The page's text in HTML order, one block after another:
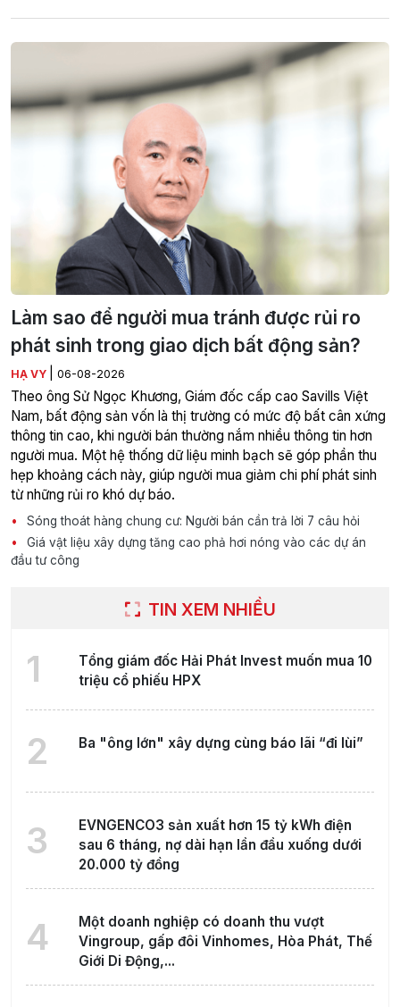
Làm sao để người mua tránh được rủi ro
phát sinh trong giao dịch bất động sản?
HẠ VY 06-08-2026
Theo ông Sử Ngọc Khương, Giám đốc cấp cao Savills Việt
Nam, bất động sản vốn là thị trường có mức độ bất cân xứng
thông tin cao, khi người bán thường nắm nhiều thông tin hơn
người mua. Một hệ thống dữ liệu minh bạch sẽ góp phần thu
hẹp khoảng cách này, giúp người mua giảm chi phí phát sinh
từ những rủi ro khó dự báo.
Sóng thoát hàng chung cư: Người bán cần trả lời 7 câu hỏi
Giá vật liệu xây dựng tăng cao phả hơi nóng vào các dự án
đầu tư công
TIN XEM NHIỀU
1
Tổng giám đốc Hải Phát Invest muốn mua 10
triệu cổ phiếu HPX
2 Ba "ông lớn" xây dựng cùng báo lãi “đi lùi”
3
EVNGENCO3 sản xuất hơn 15 tỷ kWh điện
sau 6 tháng, nợ dài hạn lần đầu xuống dưới
20.000 tỷ đồng
4
Một doanh nghiệp có doanh thu vượt
Vingroup, gấp đôi Vinhomes, Hòa Phát, Thế
Giới Di Động,...